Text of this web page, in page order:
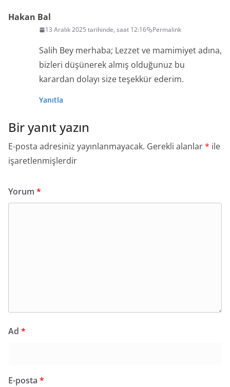
Hakan Bal
13 Aralık 2025 tarihinde, saat 12:16 Permalink
Salih Bey merhaba; Lezzet ve mamimiyet adına,
bizleri düşünerek almış olduğunuz bu
karardan dolayı size teşekkür ederim.
Yanıtla
Bir yanıt yazın
E-posta adresiniz yayınlanmayacak. Gerekli alanlar* ile
işaretlenmişlerdir
Yorum *
Ad *
E-posta *